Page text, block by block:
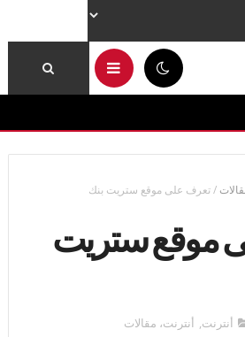
/تعرف على موقع ستريت بنك
موقع ستريت
أنترنت, أنترنت، مقالات